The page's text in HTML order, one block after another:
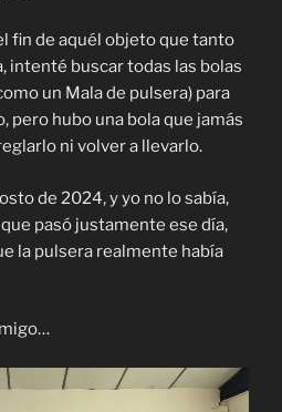
fin de aquél objeto que tanto
intenté buscar todas las bolas
un Mala de pulsera) para
pero hubo una bola que jamás
ni volver a llevarlo.
de 2024, y yo no lo sabía,
pasó justamente ese día,
la pulsera realmente había